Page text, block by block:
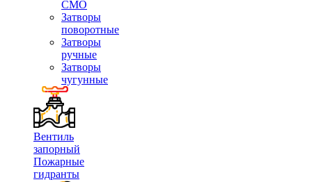
СМО
Затворы
поворотные
Затворы
ручные
Затворы
чугунные
Вентиль
запорный
Пожарные
гидранты